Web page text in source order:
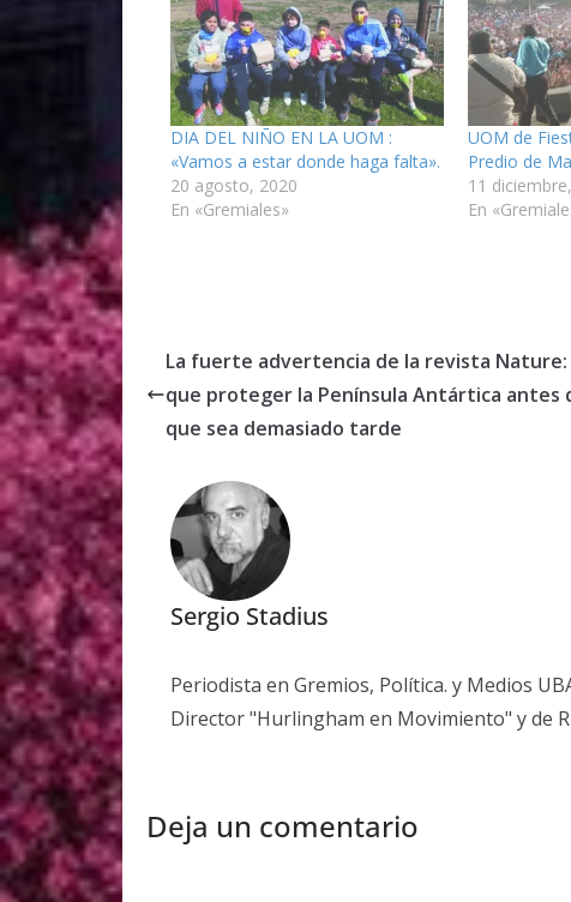
DIA DEL NIÑO EN LA UOM :
«Vamos a estar donde haga falta».
20 agosto, 2020
En «Gremiales»
UOM de
Predio de
11
En
La fuerte advertencia de la revista Nature:
que proteger la Península Antártica antes
que sea demasiado tarde
Sergio Stadius
Periodista en Gremios, Política. y Medios
Director "Hurlingham en Movimiento" y de
Deja un comentario